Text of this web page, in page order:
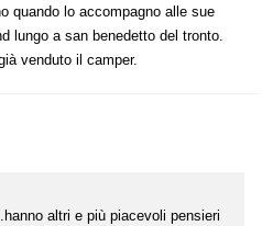
quando lo accompagno alle sue
lungo a san benedetto del tronto.
venduto il camper.
altri e più piacevoli pensieri